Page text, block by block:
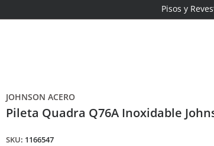
Pisos y
JOHNSON ACERO
Pileta Quadra Q76A Inoxidable
: 1166547